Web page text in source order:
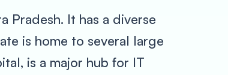
Pradesh. It has a diverse
is home to several large
is a major hub for IT